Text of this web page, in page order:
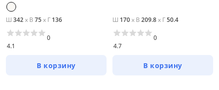
Ш 342x В 75x Г 136
4.1
0
В корзину
Ш 170x В 209.8x Г50.4
4.7
0
В корзину